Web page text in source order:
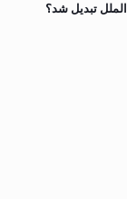
تبدیل شد؟